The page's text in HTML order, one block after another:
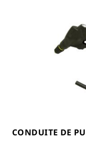
CONDUITE DE